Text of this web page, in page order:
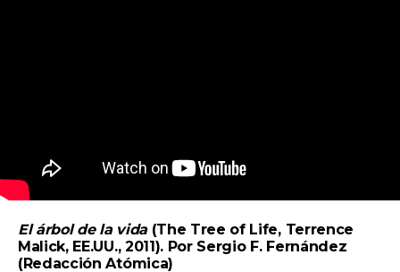
El árbol de la vida(The Tree of Life, Terrence
Malick, EE.UU., 2011). Por Sergio F. Fernández
(Redacción Atómica)